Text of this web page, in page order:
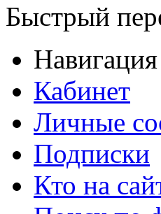
Быстрый
Навигация
Кабинет
Личные
Подписки
Кто на